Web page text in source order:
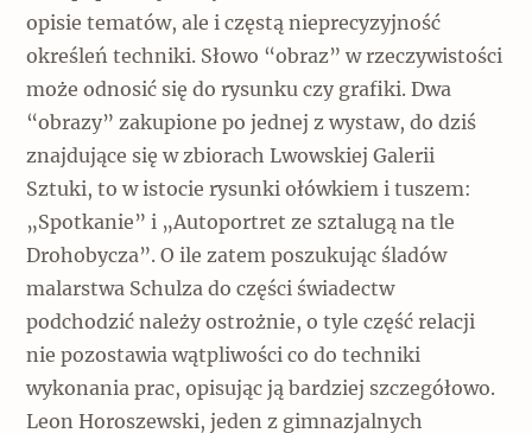
opisie tematów, ale i częstą nieprecyzyjność
określeń techniki. Słowo “obraz” w rzeczywistości
może odnosić się do rysunku czy grafiki. Dwa
“obrazy” zakupione po jednej z wystaw, do dziś
znajdujące się w zbiorach Lwowskiej Galerii
Sztuki, to w istocie rysunki ołówkiem i tuszem:
„Spotkanie” i „Autoportret ze sztalugą na tle
Drohobycza”. O ile zatem poszukując śladów
malarstwa Schulza do części świadectw
podchodzić należy ostrożnie, o tyle część relacji
nie pozostawia wątpliwości co do techniki
wykonania prac, opisując ją bardziej szczegółowo.
Leon Horoszewski, jeden z gimnazjalnych